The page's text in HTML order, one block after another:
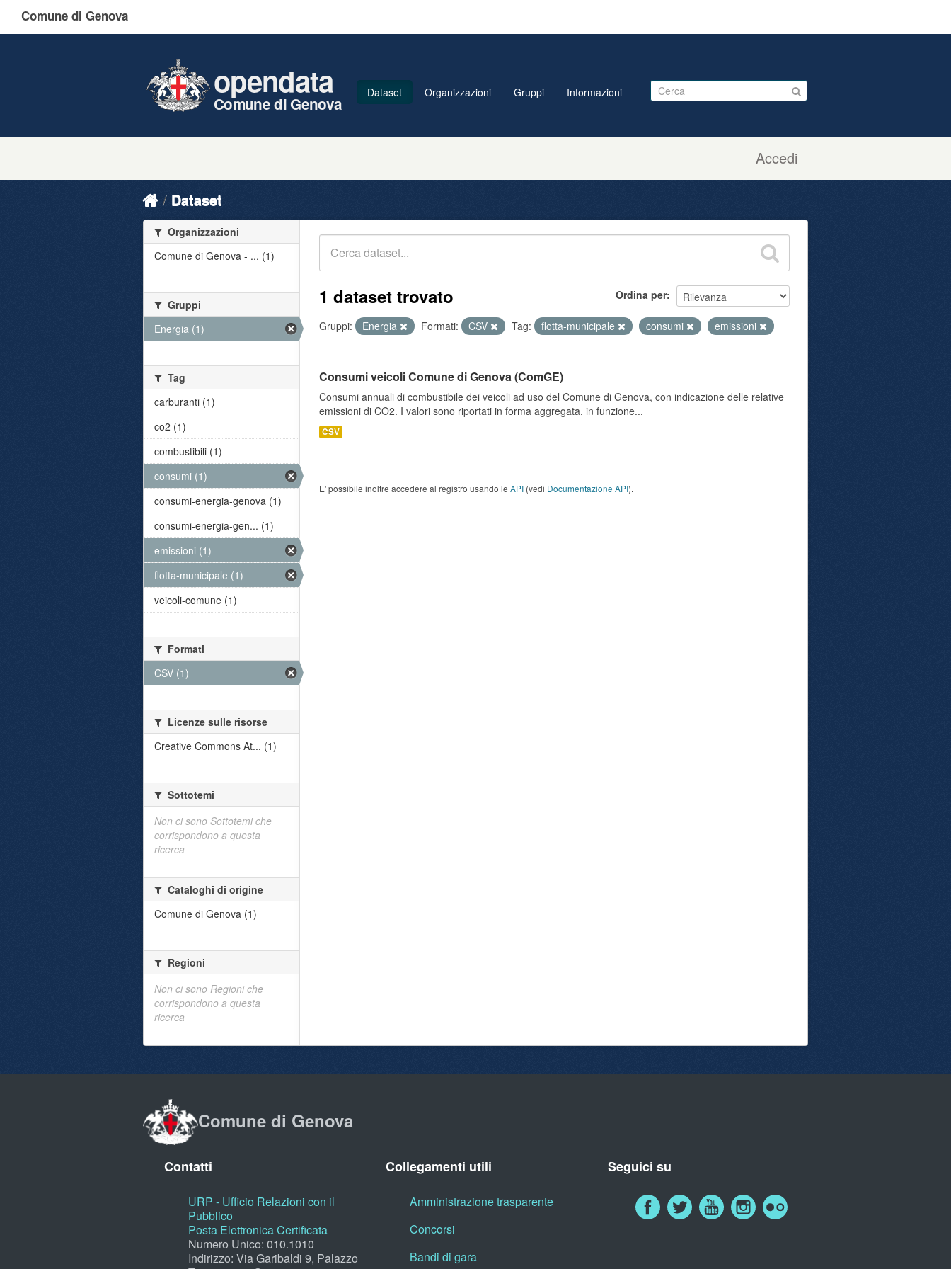
Comune di Genova
Accedi
opendata
Comune di Genova
Dataset Organizzazioni Gruppi Informazioni
Dataset
Ordina per
1 dataset trovato
Gruppi: Energia Formati: CSV Tag: flotta-municipale consumi emissioni
Consumi veicoli Comune di Genova (ComGE)
Consumi annuali di combustibile dei veicoli ad uso del Comune di Genova, con indicazione delle relative
emissioni di CO2. I valori sono riportati in forma aggregata, in funzione...
CSV
E' possibile inoltre accedere al registro usando le API (vedi Documentazione API).
Organizzazioni
Comune di Genova - ... (1)
Gruppi
Energia (1)
Tag
carburanti (1)
co2 (1)
combustibili (1)
consumi (1)
consumi-energia-genova (1)
consumi-energia-gen... (1)
emissioni (1)
flotta-municipale (1)
veicoli-comune (1)
Formati
CSV (1)
Licenze sulle risorse
Creative Commons At... (1)
Sottotemi
Non ci sono Sottotemi che
corrispondono a questa
ricerca
Cataloghi di origine
Comune di Genova (1)
Regioni
Non ci sono Regioni che
corrispondono a questa
ricerca
Comune di Genova
Contatti
URP - Ufficio Relazioni con il
Pubblico
Posta Elettronica Certificata
Numero Unico: 010.1010
Indirizzo: Via Garibaldi 9, Palazzo
Collegamenti utili
Amministrazione trasparente
Concorsi
Bandi di gara
Seguici su